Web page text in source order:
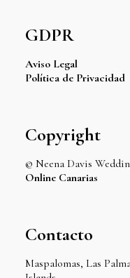
GDPR
Aviso Legal
Política de Privacidad
Copyright
© Neena Davis
Online Canarias
Contacto
Maspalomas, Las